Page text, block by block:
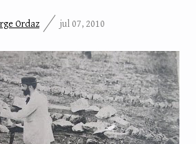
Ordaz jul 07, 2010